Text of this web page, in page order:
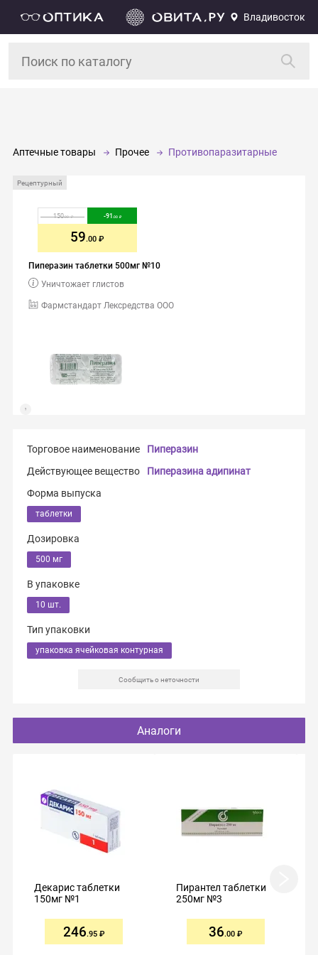
Владивосток
Аптечные товары Прочее Противопаразитарные
Рецептурный
Пиперазин таблетки 500мг №10
Фармстандарт Лексредства ООО
Уничтожает глистов
150.00 -91 .00
59.00
Торговое наименование
Пиперазин
Действующее вещество
Пиперазина адипинат
Форма выпуска
таблетки
Дозировка
500 мг
В упаковке
10 шт.
Тип упаковки
упаковка ячейковая контурная
Сообщить о неточности
Аналоги
Декарис таблетки
150мг №1
246.95
Пирантел таблетки
250мг №3
36.00